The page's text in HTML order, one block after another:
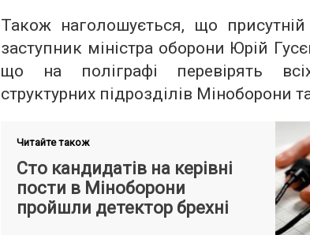
Також наголошується, що присутній
заступник міністра оборони Юрій
що на поліграфі перевірять
структурних підрозділів Міноборони
Читайте також
Сто кандидатів на керівні
пости в Міноборони
пройшли детектор брехні